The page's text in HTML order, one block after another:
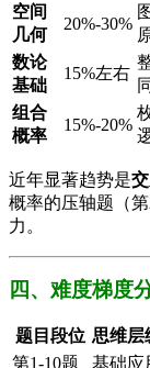
​空间
几何​
20%-30%
​数论
基础​
15%左右
​组合
概率​
15%-20%
近年显著趋势是​
概率的压轴题（
力。
四、​​难度梯度
​题目段位​ 思维层
第1-10题
基础应